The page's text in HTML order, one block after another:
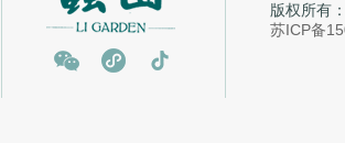
版权所有
苏ICP备